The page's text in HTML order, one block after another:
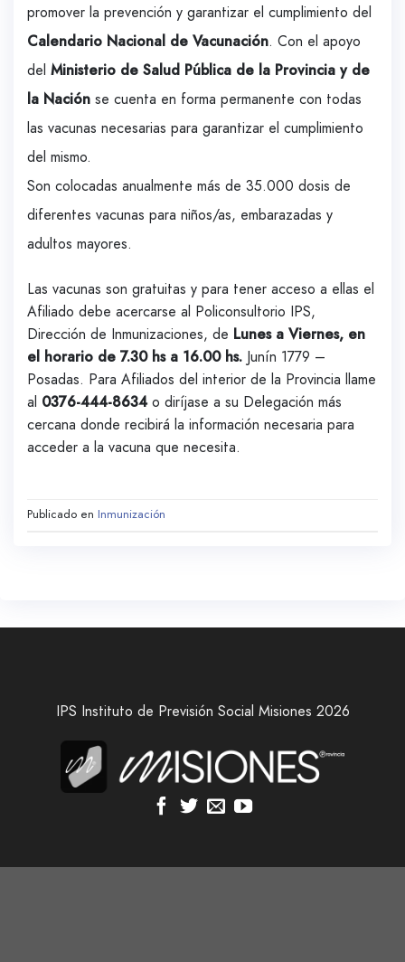
promover la prevención y garantizar el cumplimiento del
Calendario Nacional de Vacunación. Con el apoyo
del Ministerio de Salud Pública de la Provincia y de
la Nación se cuenta en forma permanente con todas
las vacunas necesarias para garantizar el cumplimiento
del mismo.
Son colocadas anualmente más de 35.000 dosis de
diferentes vacunas para niños/as, embarazadas y
adultos mayores.
Las vacunas son gratuitas y para tener acceso a ellas el
Afiliado debe acercarse al Policonsultorio IPS,
Dirección de Inmunizaciones, de Lunes a Viernes, en
el horario de 7.30 hs a 16.00 hs. Junín 1779 –
Posadas. Para Afiliados del interior de la Provincia llame
al 0376-444-8634o diríjase a su Delegación más
cercana donde recibirá la información necesaria para
acceder a la vacuna que necesita.
Publicado en Inmunización
IPS Instituto de Previsión Social Misiones 2026